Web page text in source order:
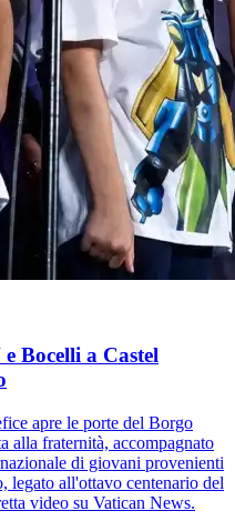
Bocelli a Castel
apre le porte del Borgo
alla fraternità, accompagnato
di giovani provenienti
legato all'ottavo centenario del
video su Vatican News.